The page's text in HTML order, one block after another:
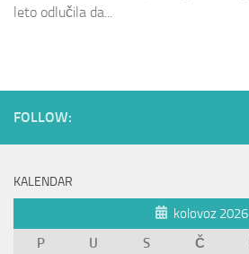
leto odlučila da...
FOLLOW:
KALENDAR
kolovoz 2026
P
U S Č